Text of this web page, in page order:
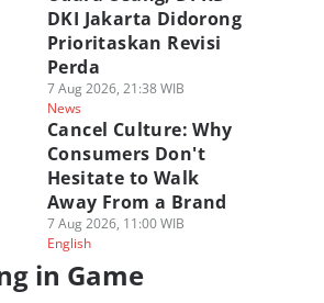
DKI Jakarta Didorong
Prioritaskan Revisi
Perda
7 Aug 2026, 21:38 WIB
News
Cancel Culture: Why
Consumers Don't
Hesitate to Walk
Away From a Brand
7 Aug 2026, 11:00 WIB
English
in Game